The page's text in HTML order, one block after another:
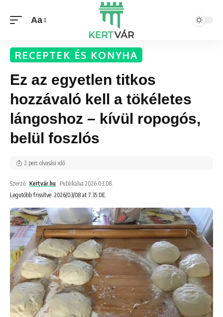
Aa
RECEPTEK ÉS KONYHA
Ez az egyetlen titkos
hozzávaló kell a tökéletes
lángoshoz – kívül ropogós,
belül foszlós
Legutóbb frissítve: 2026/03/08 at 7:35 DE.
Szerző: Kertvár.hu Publikálva 2026.03.08.
2 perc olvasási idő